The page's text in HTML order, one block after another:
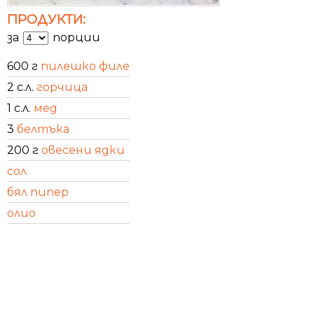
ПРОДУКТИ:
за порции
600 г пилешко филе
2 с.л. горчица
1 с.л. мед
3 белтъка
200 г овесени ядки
сол
бял пипер
олио